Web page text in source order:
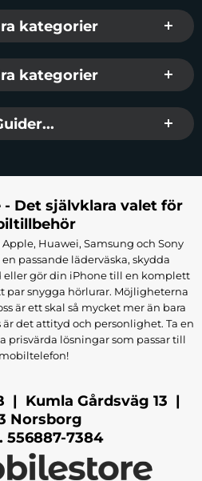
kategorier
kategorier
- Det självklara valet för
Huawei, Samsung och Sony
passande läderväska, skydda
eller gör din iPhone till en komplett
snygga hörlurar. Möjligheterna
är ett skal så mycket mer än bara
det attityd och personlighet. Ta en
prisvärda lösningar som passar till
| Kumla Gårdsväg 13 |
Norsborg
556887-7384